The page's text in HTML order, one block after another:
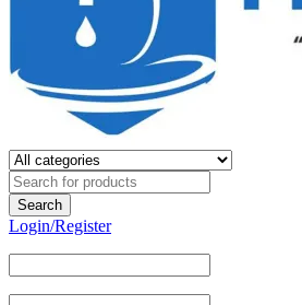
Login/Register